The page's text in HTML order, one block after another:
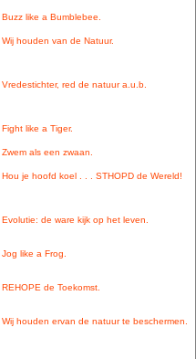
Buzz like a Bumblebee.
Wij houden van de Natuur.
Vredestichter, red de natuur a.u.b.
Fight like a Tiger.
Zwem als een zwaan.
Hou je hoofd koel . . . STHOPD de Wereld!
Evolutie: de ware kijk op het leven.
Jog like a Frog.
REHOPE de Toekomst.
Wij houden ervan de natuur te beschermen.